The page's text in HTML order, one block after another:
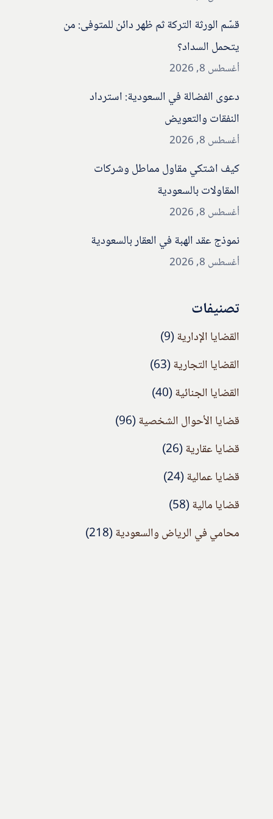
قسّم الورثة التركة ثم ظهر دائن للمتوفى: من
يتحمل السداد؟
أغسطس 8, 2026
دعوى الفضالة في السعودية: استرداد
النفقات والتعويض
أغسطس 8, 2026
كيف اشتكي مقاول مماطل وشركات
المقاولات بالسعودية
أغسطس 8, 2026
نموذج عقد الهبة في العقار بالسعودية
أغسطس 8, 2026
تصنيفات
القضايا الإدارية(9)
القضايا التجارية(63)
القضايا الجنائية(40)
قضايا الأحوال الشخصية(96)
قضايا عقارية(26)
قضايا عمالية(24)
قضايا مالية(58)
محامي في الرياض والسعودية(218)